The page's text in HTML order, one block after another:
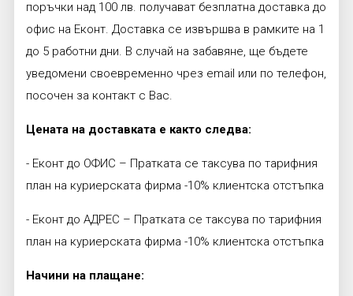
поръчки над 100 лв. получават безплатна доставка до
офис на Еконт. Доставка се извършва в рамките на 1
до 5 работни дни. В случай на забавяне, ще бъдете
уведомени своевременно чрез email или по телефон,
посочен за контакт с Вас.
Цената на доставката е както следва:
- Еконт до ОФИС – Пратката се таксува по тарифния
план на куриерската фирма -10% клиентска отстъпка
- Еконт до АДРЕС – Пратката се таксува по тарифния
план на куриерската фирма -10% клиентска отстъпка
Начини на плащане: